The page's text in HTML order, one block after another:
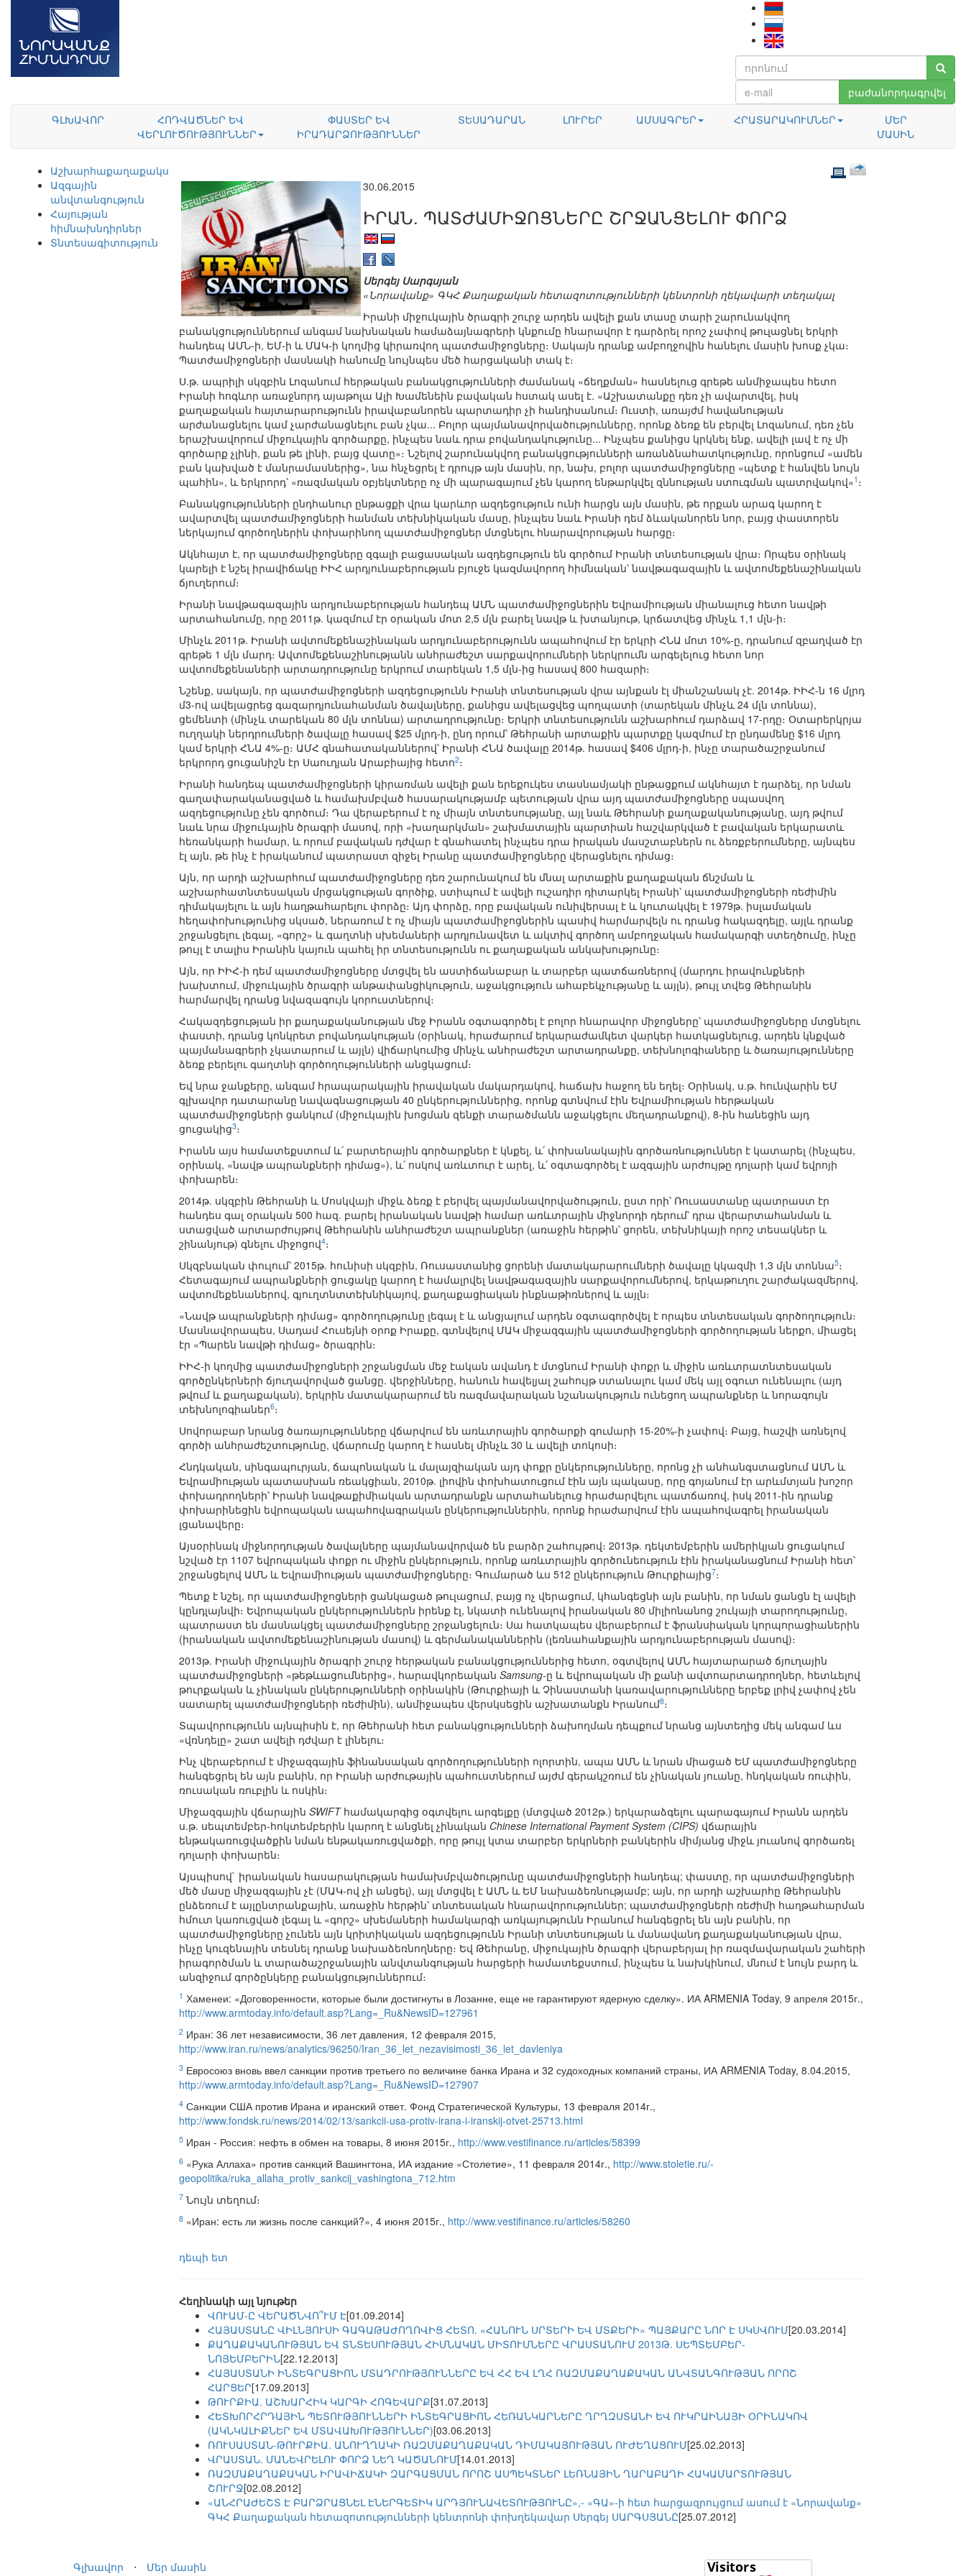
բաժանորդագրվել
ԳԼԽԱՎՈՐ
ՀՈԴՎԱԾՆԵՐ ԵՎ
ՎԵՐԼՈՒԾՈՒԹՅՈՒՆՆԵՐ
ՓԱՍՏԵՐ ԵՎ
ԻՐԱԴԱՐՁՈՒԹՅՈՒՆՆԵՐ
ՏԵՍԱԴԱՐԱՆ ԼՈՒՐԵՐ ԱՄՍԱԳՐԵՐ ՀՐԱՏԱՐԱԿՈՒՄՆԵՐ
ՄԵՐ
ՄԱՍԻՆ
Աշխարհաքաղաքականություն
Ազգային
անվտանգություն
Հայության
հիմնախնդիրներ
Տնտեսագիտություն
30.06.2015
ԻՐԱՆ. ՊԱՏԺԱՄԻՋՈՑՆԵՐԸ ՇՐՋԱՆՑԵԼՈՒ ՓՈՐՁ
Սերգեյ Սարգսյան
«Նորավանք» ԳԿՀ Քաղաքական հետազոտությունների կենտրոնի ղեկավարի տեղակալ
Իրանի միջուկային ծրագրի շուրջ արդեն ավելի քան տասը տարի շարունակվող
բանակցություններում անգամ նախնական համաձայնագրերի կնքումը հնարավոր է դարձրել որոշ չափով թուլացնել երկրի
հանդեպ ԱՄՆ-ի, ԵՄ-ի և ՄԱԿ-ի կողմից կիրառվող պատժամիջոցները։ Սակայն դրանք ամբողջովին հանելու մասին խոսք չկա։
Պատժամիջոցների մասնակի հանումը նույնպես մեծ հարցականի տակ է։
Ս.թ. ապրիլի սկզբին Լոզանում հերթական բանակցությունների ժամանակ «ճեղքման» հասնելուց գրեթե անմիջապես հետո
Իրանի հոգևոր առաջնորդ այաթոլա Ալի Խամենեին բավական հստակ ասել է. «Աշխատանքը դեռ չի ավարտվել, իսկ
քաղաքական հայտարարությունն իրավաբանորեն պարտադիր չի հանդիսանում։ Ուստի, առայժմ հավանության
արժանացնելու կամ չարժանացնելու բան չկա... Բոլոր պայմանավորվածությունները, որոնք ձեռք են բերվել Լոզանում, դեռ չեն
երաշխավորում միջուկային գործարքը, ինչպես նաև դրա բովանդակությունը... Ինչպես քանիցս կրկնել ենք, ավելի լավ է ոչ մի
գործարք չլինի, քան թե լինի, բայց վատը»։ Նշելով շարունակվող բանակցությունների առանձնահատկությունը, որոնցում «ամեն
բան կախված է մանրամասներից», նա հնչեցրել է դրույթ այն մասին, որ, նախ, բոլոր պատժամիջոցները «պետք է հանվեն նույն
պահին», և երկրորդ՝ «ռազմական օբյեկտները ոչ մի պարագայում չեն կարող ենթարկվել զննության ստուգման պատրվակով»1 ։
Բանակցությունների ընդհանուր ընթացքի վրա կարևոր ազդեցություն ունի հարցն այն մասին, թե որքան արագ կարող է
ավարտվել պատժամիջոցների հանման տեխնիկական մասը, ինչպես նաև Իրանի դեմ ձևականորեն նոր, բայց փաստորեն
ներկայում գործողներին փոխարինող պատժամիջոցներ մտցնելու հնարավորության հարցը։
Ակնհայտ է, որ պատժամիջոցները զգալի բացասական ազդեցություն են գործում Իրանի տնտեսության վրա։ Որպես օրինակ
կարելի է նշել իրավիճակը ԻԻՀ արդյունաբերության բյուջե կազմավորող հիմնական՝ նավթագազային և ավտոմեքենաշինական
ճյուղերում։
Իրանի նավթագազային արդյունաբերության հանդեպ ԱՄՆ պատժամիջոցներին Եվրամիության միանալուց հետո նավթի
արտահանումը, որը 2011թ. կազմում էր օրական մոտ 2,5 մլն բարել նավթ և խտանյութ, կրճատվեց մինչև 1,1 մլն-ի։
Մինչև 2011թ. Իրանի ավտոմեքենաշինական արդյունաբերությունն ապահովում էր երկրի ՀՆԱ մոտ 10%-ը, դրանում զբաղված էր
գրեթե 1 մլն մարդ։ Ավտոմեքենաշինությանն անհրաժեշտ սարքավորումների ներկրումն արգելելուց հետո նոր
ավտոմեքենաների արտադրությունը երկրում տարեկան 1,5 մլն-ից հասավ 800 հազարի։
Նշենք, սակայն, որ պատժամիջոցների ազդեցությունն Իրանի տնտեսության վրա այնքան էլ միանշանակ չէ. 2014թ. ԻԻՀ-ն 16 մլրդ
մ3-ով ավելացրեց գազարդյունահանման ծավալները, քանիցս ավելացվեց պողպատի (տարեկան մինչև 24 մլն տոննա),
ցեմենտի (մինչև տարեկան 80 մլն տոննա) արտադրությունը։ Երկրի տնտեսությունն աշխարհում դարձավ 17-րդը։ Օտարերկրյա
ուղղակի ներդրումների ծավալը հասավ $25 մլրդ-ի, ընդ որում՝ Թեհրանի արտաքին պարտքը կազմում էր ընդամենը $16 մլրդ
կամ երկրի ՀՆԱ 4%-ը։ ԱՄՀ գնահատականներով՝ Իրանի ՀՆԱ ծավալը 2014թ. հասավ $406 մլրդ-ի, ինչը տարածաշրջանում
երկրորդ ցուցանիշն էր Սաուդյան Արաբիայից հետո2։
Իրանի հանդեպ պատժամիջոցների կիրառման ավելի քան երեքուկես տասնամյակի ընթացքում ակնհայտ է դարձել, որ նման
գաղափարականացված և համախմբված հասարակությամբ պետության վրա այդ պատժամիջոցները սպասվող
ազդեցությունը չեն գործում։ Դա վերաբերում է ոչ միայն տնտեսությանը, այլ նաև Թեհրանի քաղաքականությանը, այդ թվում
նաև նրա միջուկային ծրագրի մասով, որի «խաղարկման» շախմատային պարտիան հաշվարկված է բավական երկարատև
հեռանկարի համար, և որում բավական դժվար է գնահատել ինչպես դրա իրական մասշտաբներն ու ձեռքբերումները, այնպես
էլ այն, թե ինչ է իրականում պատրաստ զիջել Իրանը պատժամիջոցները վերացնելու դիմաց։
Այն, որ արդի աշխարհում պատժամիջոցները դեռ շարունակում են մնալ արտաքին քաղաքական ճնշման և
աշխարհատնտեսական մրցակցության գործիք, ստիպում է ավելի ուշադիր դիտարկել Իրանի՝ պատժամիջոցների ռեժիմին
դիմակայելու և այն հաղթահարելու փորձը։ Այդ փորձը, որը բավական ունիվերսալ է և կուտակվել է 1979թ. իսլամական
հեղափոխությունից սկսած, ներառում է ոչ միայն պատժամիջոցներին պասիվ հարմարվելն ու դրանց հակազդելը, այլև դրանք
շրջանցելու լեգալ, «գորշ» և գաղտնի սխեմաների արդյունավետ և ակտիվ գործող ամբողջական համակարգի ստեղծումը, ինչը
թույլ է տալիս Իրանին կայուն պահել իր տնտեսությունն ու քաղաքական անկախությունը։
Այն, որ ԻԻՀ-ի դեմ պատժամիջոցները մտցվել են աստիճանաբար և տարբեր պատճառներով (մարդու իրավունքների
խախտում, միջուկային ծրագրի անթափանցիկություն, աջակցություն ահաբեկչությանը և այլն), թույլ տվեց Թեհրանին
հարմարվել դրանց նվազագույն կորուստներով։
Հակազդեցության իր քաղաքականության մեջ Իրանն օգտագործել է բոլոր հնարավոր միջոցները՝ պատժամիջոցները մտցնելու
փաստի, դրանց կոնկրետ բովանդակության (օրինակ, հրաժարում երկարաժամկետ վարկեր հատկացնելուց, արդեն կնքված
պայմանագրերի չկատարում և այլն) վիճարկումից մինչև անհրաժեշտ արտադրանքը, տեխնոլոգիաները և ծառայությունները
ձեռք բերելու գաղտնի գործողությունների անցկացում։
Եվ նրա ջանքերը, անգամ հրապարակային իրավական մակարդակով, հաճախ հաջող են եղել։ Օրինակ, ս.թ. հունվարին ԵՄ
գլխավոր դատարանը նավագնացության 40 ընկերություններից, որոնք գտնվում էին Եվրամիության հերթական
պատժամիջոցների ցանկում (միջուկային խոցման զենքի տարածմանն աջակցելու մեղադրանքով), 8-ին հանեցին այդ
ցուցակից3։
Իրանն այս համատեքստում և՛ բարտերային գործարքներ է կնքել, և՛ փոխանակային գործառնություններ է կատարել (ինչպես,
օրինակ, «նավթ ապրանքների դիմաց»), և՛ ոսկով առևտուր է արել, և՛ օգտագործել է ազգային արժույթը դոլարի կամ եվրոյի
փոխարեն։
2014թ. սկզբին Թեհրանի և Մոսկվայի միջև ձեռք է բերվել պայմանավորվածություն, ըստ որի՝ Ռուսաստանը պատրաստ էր
հանդես գալ օրական 500 հազ. բարել իրանական նավթի համար առևտրային միջնորդի դերում՝ դրա վերարտահանման և
ստացված արտարժույթով Թեհրանին անհրաժեշտ ապրանքներ (առաջին հերթին՝ ցորեն, տեխնիկայի որոշ տեսակներ և
շինանյութ) գնելու միջոցով4։
Սկզբնական փուլում՝ 2015թ. հունիսի սկզբին, Ռուսաստանից ցորենի մատակարարումների ծավալը կկազմի 1,3 մլն տոննա5։
Հետագայում ապրանքների ցուցակը կարող է համալրվել նավթագազային սարքավորումներով, երկաթուղու շարժակազմերով,
ավտոմեքենաներով, գյուղտնտտեխնիկայով, քաղաքացիական ինքնաթիռներով և այլն։
«Նավթ ապրանքների դիմաց» գործողությունը լեգալ է և անցյալում արդեն օգտագործվել է որպես տնտեսական գործողություն։
Մասնավորապես, Սադամ Հուսեյնի օրոք Իրաքը, գտնվելով ՄԱԿ միջազգային պատժամիջոցների գործողության ներքո, միացել
էր «Պարեն նավթի դիմաց» ծրագրին։
ԻԻՀ-ի կողմից պատժամիջոցների շրջանցման մեջ էական ավանդ է մտցնում Իրանի փոքր և միջին առևտրատնտեսական
գործընկերների ճյուղավորված ցանցը. վերջինները, հանուն հավելյալ շահույթ ստանալու կամ մեկ այլ օգուտ ունենալու (այդ
թվում և քաղաքական), երկրին մատակարարում են ռազմավարական նշանակություն ունեցող ապրանքներ և նորագույն
տեխնոլոգիաներ6։
Սովորաբար նրանց ծառայությունները վճարվում են առևտրային գործարքի գումարի 15-20%-ի չափով։ Բայց, հաշվի առնելով
գործի անհրաժեշտությունը, վճարումը կարող է հասնել մինչև 30 և ավելի տոկոսի։
Հնդկական, սինգապուրյան, ճապոնական և մալայզիական այդ փոքր ընկերությունները, որոնց չի անհանգստացնում ԱՄՆ և
Եվրամիության պատասխան ռեակցիան, 2010թ. լիովին փոխհատուցում էին այն պակասը, որը գոյանում էր արևմտյան խոշոր
փոխադրողների՝ Իրանի նավթաքիմիական արտադրանքն արտահանելուց հրաժարվելու պատճառով, իսկ 2011-ին դրանք
փոխարինեցին եվրոպական ապահովագրական ընկերություններին, որոնք հրաժարվում էին ապահովագրել իրանական
լցանավերը։
Այսօրինակ միջնորդության ծավալները պայմանավորված են բարձր շահույթով։ 2013թ. դեկտեմբերին ամերիկյան ցուցակում
նշված էր 1107 եվրոպական փոքր ու միջին ընկերություն, որոնք առևտրային գործունեություն էին իրականացնում Իրանի հետ՝
շրջանցելով ԱՄՆ և Եվրամիության պատժամիջոցները։ Գումարած ևս 512 ընկերություն Թուրքիայից7։
Պետք է նշել, որ պատժամիջոցների ցանկացած թուլացում, բայց ոչ վերացում, կհանգեցնի այն բանին, որ նման ցանցն էլ ավելի
կընդլայնվի։ Եվրոպական ընկերություններն իրենք էլ, նկատի ունենալով իրանական 80 միլիոնանոց շուկայի տարողությունը,
պատրաստ են մասնակցել պատժամիջոցները շրջանցելուն։ Սա հատկապես վերաբերում է ֆրանսիական կորպորացիաներին
(իրանական ավտոմեքենաշինության մասով) և գերմանականներին (լեռնահանքային արդյունաբերության մասով)։
2013թ. Իրանի միջուկային ծրագրի շուրջ հերթական բանակցություններից հետո, օգտվելով ԱՄՆ հայտարարած ճյուղային
պատժամիջոցների «թեթևացումներից», հարավկորեական Samsung-ը և եվրոպական մի քանի ավտոարտադրողներ, հետևելով
թուրքական և չինական ընկերությունների օրինակին (Թուրքիայի և Չինաստանի կառավարությունները երբեք լրիվ չափով չեն
սատարել պատժամիջոցների ռեժիմին), անմիջապես վերսկսեցին աշխատանքն Իրանում8։
Տպավորությունն այնպիսին է, որ Թեհրանի հետ բանակցությունների ձախողման դեպքում նրանց այնտեղից մեկ անգամ ևս
«վռնդելը» շատ ավելի դժվար է լինելու։
Ինչ վերաբերում է միջազգային ֆինանսական գործողությունների ոլորտին, ապա ԱՄՆ և նրան միացած ԵՄ պատժամիջոցները
հանգեցրել են այն բանին, որ Իրանի արժութային պահուստներում այժմ գերակշռում են չինական յուանը, հնդկական ռուփին,
ռուսական ռուբլին և ոսկին։
Միջազգային վճարային SWIFTհամակարգից օգտվելու արգելքը (մտցված 2012թ.) երկարաձգելու պարագայում Իրանն արդեն
ս.թ. սեպտեմբեր-հոկտեմբերին կարող է անցնել չինական Chinese International Payment System (CIPS) վճարային
ենթակառուցվածքին նման ենթակառուցվածքի, որը թույլ կտա տարբեր երկրների բանկերին միմյանց միջև յուանով գործառել
դոլարի փոխարեն։
Այսպիսով` իրանական հասարակության համախմբվածությունը պատժամիջոցների հանդեպ; փաստը, որ պատժամիջոցների
մեծ մասը միջազգային չէ (ՄԱԿ-ով չի անցել), այլ մտցվել է ԱՄՆ և ԵՄ նախաձեռնությամբ; այն, որ արդի աշխարհը Թեհրանին
ընձեռում է այլընտրանքային, առաջին հերթին՝ տնտեսական հնարավորություններ; պատժամիջոցների ռեժիմի հաղթահարման
հմուտ կառուցված լեգալ և «գորշ» սխեմաների համակարգի առկայությունն Իրանում հանգեցրել են այն բանին, որ
պատժամիջոցները չունեն այն կրիտիկական ազդեցությունն Իրանի տնտեսության և մանավանդ քաղաքականության վրա,
ինչը կուզենային տեսնել դրանք նախաձեռնողները։ Եվ Թեհրանը, միջուկային ծրագրի վերաբերյալ իր ռազմավարական շահերի
իրագործման և տարածաշրջանային անվտանգության հարցերի համատեքստում, ինչպես և նախկինում, մնում է նույն բարդ և
անզիջում գործընկերը բանակցություններում։
1 Хаменеи: «Договоренности, которые были достигнуты в Лозанне, еще не гарантируют ядерную сделку». ИА ARMENIA Today, 9 апреля 2015г.,
http://www.armtoday.info/default.asp?Lang=_Ru&NewsID=127961
2 Иран: 36 лет независимости, 36 лет давления, 12 февраля 2015,
http://www.iran.ru/news/analytics/96250/Iran_36_let_nezavisimosti_36_let_davleniya
3 Евросоюз вновь ввел санкции против третьего по величине банка Ирана и 32 судоходных компаний страны, ИА ARMENIA Today, 8.04.2015,
http://www.armtoday.info/default.asp?Lang=_Ru&NewsID=127907
4 Санкции США против Ирана и иранский ответ. Фонд Стратегической Культуры, 13 февраля 2014г.,
http://www.fondsk.ru/news/2014/02/13/sankcii-usa-protiv-irana-i-iranskij-otvet-25713.html
5 Иран - Россия: нефть в обмен на товары, 8 июня 2015г., http://www.vestifinance.ru/articles/58399
6 «Рука Аллаха» против санкций Вашингтона, ИА издание «Столетие», 11 февраля 2014г., http://www.stoletie.ru/-
geopolitika/ruka_allaha_protiv_sankcij_vashingtona_712.htm
7 Նույն տեղում։
8 «Иран: есть ли жизнь после санкций?», 4 июня 2015г., http://www.vestifinance.ru/articles/58260
դեպի ետ
Հեղինակի այլ նյութեր
ՎՈՒԱՄ-Ը ՎԵՐԱԾՆՎՈ՞ՒՄ Է[01.09.2014]
ՀԱՅԱՍՏԱՆԸ ՎԻԼՆՅՈՒՍԻ ԳԱԳԱԹԱԺՈՂՈՎԻՑ ՀԵՏՈ. «ՀԱՆՈՒՆ ՍՐՏԵՐԻ ԵՎ ՄՏՔԵՐԻ» ՊԱՅՔԱՐԸ ՆՈՐ Է ՍԿՍՎՈՒՄ[20.03.2014]
ՔԱՂԱՔԱԿԱՆՈՒԹՅԱՆ ԵՎ ՏՆՏԵՍՈՒԹՅԱՆ ՀԻՄՆԱԿԱՆ ՄԻՏՈՒՄՆԵՐԸ ՎՐԱՍՏԱՆՈՒՄ 2013Թ. ՍԵՊՏԵՄԲԵՐ-
ՆՈՅԵՄԲԵՐԻՆ[22.12.2013]
ՀԱՅԱՍՏԱՆԻ ԻՆՏԵԳՐԱՑԻՈՆ ՄՏԱԴՐՈՒԹՅՈՒՆՆԵՐԸ ԵՎ ՀՀ ԵՎ ԼՂՀ ՌԱԶՄԱՔԱՂԱՔԱԿԱՆ ԱՆՎՏԱՆԳՈՒԹՅԱՆ ՈՐՈՇ
ՀԱՐՑԵՐ[17.09.2013]
ԹՈՒՐՔԻԱ. ԱՇԽԱՐՀԻԿ ԿԱՐԳԻ ՀՈԳԵՎԱՐՔ[31.07.2013]
ՀԵՏԽՈՐՀՐԴԱՅԻՆ ՊԵՏՈՒԹՅՈՒՆՆԵՐԻ ԻՆՏԵԳՐԱՑԻՈՆ ՀԵՌԱՆԿԱՐՆԵՐԸ ՂՐՂԶՍՏԱՆԻ ԵՎ ՈՒԿՐԱԻՆԱՅԻ ՕՐԻՆԱԿՈՎ
(ԱԿՆԿԱԼԻՔՆԵՐ ԵՎ ՄՏԱՎԱԽՈՒԹՅՈՒՆՆԵՐ)[03.06.2013]
ՌՈՒՍԱՍՏԱՆ-ԹՈՒՐՔԻԱ. ԱՆՈՒՂՂԱԿԻ ՌԱԶՄԱՔԱՂԱՔԱԿԱՆ ԴԻՄԱԿԱՅՈՒԹՅԱՆ ՈՒԺԵՂԱՑՈՒՄ[25.02.2013]
ՎՐԱՍՏԱՆ. ՄԱՆԵՎՐԵԼՈՒ ՓՈՐՁ ՆԵՂ ԿԱԾԱՆՈՒՄ[14.01.2013]
ՌԱԶՄԱՔԱՂԱՔԱԿԱՆ ԻՐԱՎԻՃԱԿԻ ԶԱՐԳԱՑՄԱՆ ՈՐՈՇ ԱՍՊԵԿՏՆԵՐ ԼԵՌՆԱՅԻՆ ՂԱՐԱԲԱՂԻ ՀԱԿԱՄԱՐՏՈՒԹՅԱՆ
ՇՈՒՐՋ[02.08.2012]
«ԱՆՀՐԱԺԵՇՏ Է ԲԱՐՁՐԱՑՆԵԼ ԷՆԵՐԳԵՏԻԿ ԱՐԴՅՈՒՆԱՎԵՏՈՒԹՅՈՒՆԸ»,- «ԳԱ»-ի հետ հարցազրույցում ասում է «Նորավանք»
ԳԿՀ Քաղաքական հետազոտությունների կենտրոնի փոխղեկավար Սերգեյ ՍԱՐԳՍՅԱՆԸ[25.07.2012]
Գլխավոր ⋅ Մեր մասին